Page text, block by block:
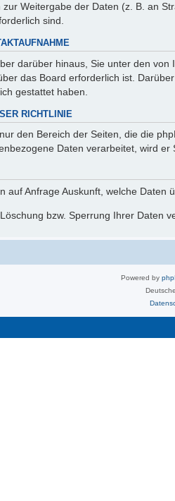
Weitergabe der Daten (z. B. an
sind.
darüber hinaus, Sie unter den
das Board erforderlich ist.
gestattet haben.
RICHTLINIE
den Bereich der Seiten, die die
Daten verarbeitet, wird
auf Anfrage Auskunft, welche Daten
bzw. Sperrung Ihrer Daten
Powered by